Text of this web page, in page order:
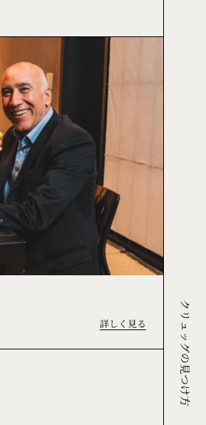
クリュッグの見つけ方
詳しく見る